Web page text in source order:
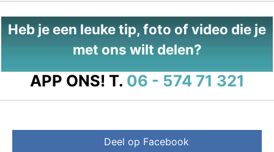
Heb je een leuke tip, foto of video die je
met ons wilt delen?
APP ONS! T. 06 - 574 71 321
Deel op Facebook